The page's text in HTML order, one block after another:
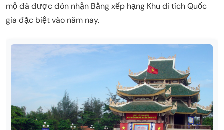
mộ đã được đón nhận Bằng xếp hạng Khu di tích Quốc
gia đặc biệt vào năm nay.